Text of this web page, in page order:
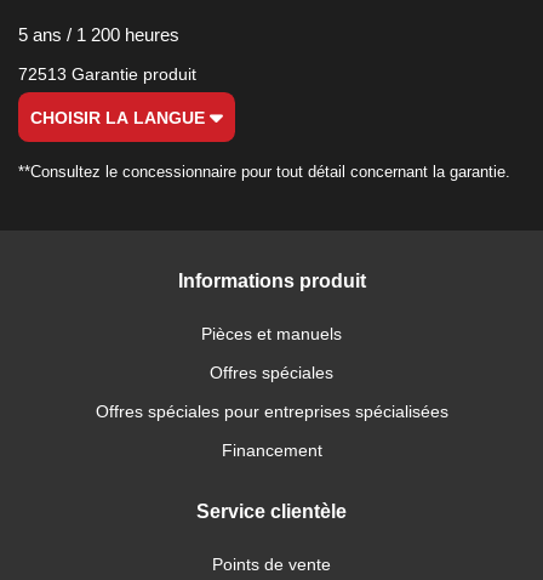
5 ans / 1 200 heures
72513 Garantie produit
CHOISIR LA LANGUE
**Consultez le concessionnaire pour tout détail concernant la garantie.
Informations produit
Pièces et manuels
Offres spéciales
Offres spéciales pour entreprises spécialisées
Financement
Service clientèle
Points de vente